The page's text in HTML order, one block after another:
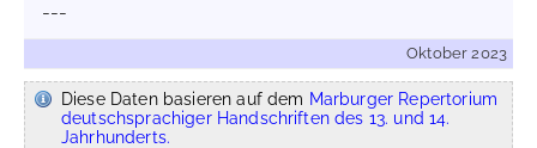
---
Oktober 2023
Diese Daten basieren auf dem Marburger Repertorium
deutschsprachiger Handschriften des 13. und 14.
Jahrhunderts.